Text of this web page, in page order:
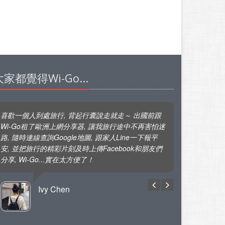
家都覺得Wi-Go...
喜歡一個人到處旅行, 背起行囊說走就走～ 出國前跟
Wi-Go租了歐洲上網分享器, 讓我旅行途中不再害怕迷
路, 隨時連線查詢Google地圖, 跟家人Line一下報平
安, 並把旅行的精彩片刻及時上傳Facebook和朋友們
分享, Wi-Go...實在太方便了！
Ivy Chen